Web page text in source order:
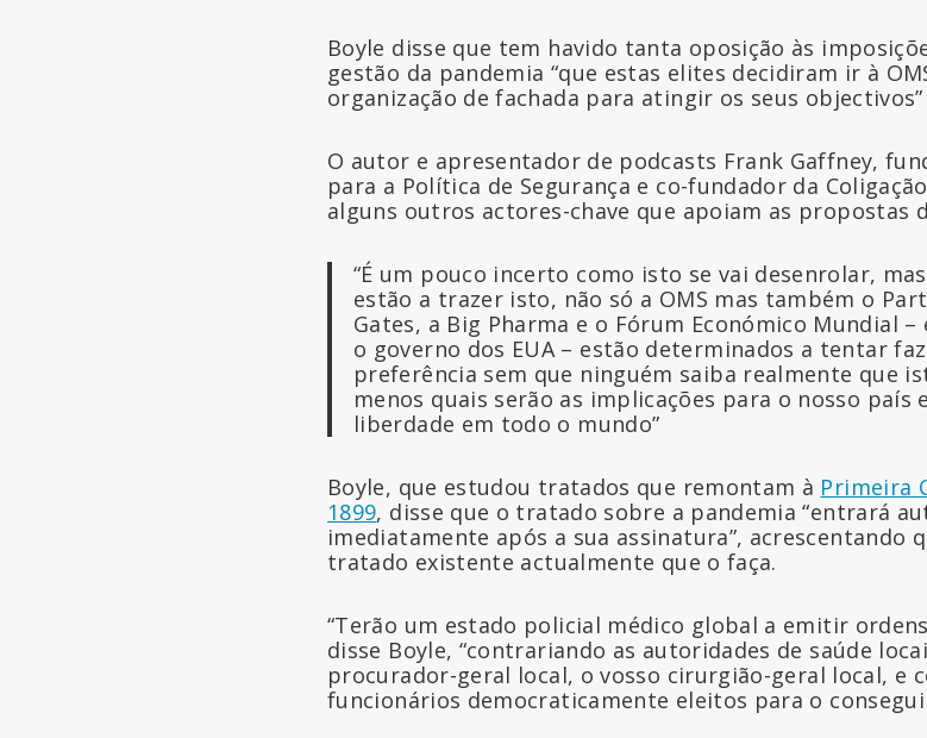
Boyle disse que tem havido tanta oposição às
gestão da pandemia “que estas elites decidiram ir à
organização de fachada para atingir os seus objectivos”
O autor e apresentador de podcasts Frank Gaffney,
para a Política de Segurança e co-fundador da
alguns outros actores-chave que apoiam as propostas
“É um pouco incerto como isto se vai desenrolar,
estão a trazer isto, não só a OMS mas também o
Gates, a Big Pharma e o Fórum Económico Mundial
o governo dos EUA – estão determinados a tentar
preferência sem que ninguém saiba realmente que
menos quais serão as implicações para o nosso país
liberdade em todo o mundo”
Boyle, que estudou tratados que remontam à Primeira
1899, disse que o tratado sobre a pandemia “entrará
imediatamente após a sua assinatura”, acrescentando
tratado existente actualmente que o faça.
“Terão um estado policial médico global a emitir
disse Boyle, “contrariando as autoridades de saúde
procurador-geral local, o vosso cirurgião-geral local, e
funcionários democraticamente eleitos para o